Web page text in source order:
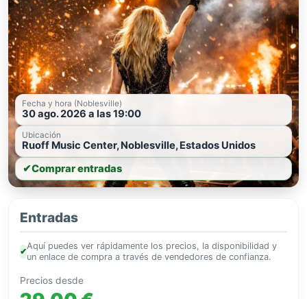
Fecha y hora (Noblesville)
30 ago. 2026 a las 19:00
Ubicación
Ruoff Music Center, Noblesville, Estados Unidos
✔Comprar entradas
Entradas
✔
Aquí puedes ver rápidamente los precios, la disponibilidad y
un enlace de compra a través de vendedores de confianza.
Precios desde